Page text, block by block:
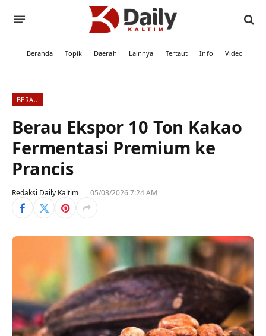
Beranda Topik Daerah Lainnya Tertaut Info Video
BERAU
Berau Ekspor 10 Ton Kakao
Fermentasi Premium ke
Prancis
Redaksi Daily Kaltim 05/03/2026 7:24 AM